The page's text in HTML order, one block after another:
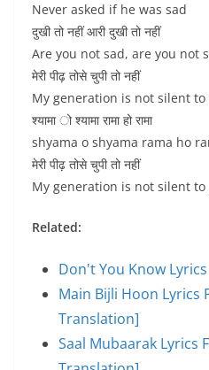
Never asked if he was sad
दुखी तो नहीं आरी दुखी तो नहीं
Are you not sad, are you not
मेरी पीढ़ तोसे चुपी तो नहीं
My generation is not silent to
श्यामा ो श्यामा रामा हो रामा
shyama o shyama rama ho
मेरी पीढ़ तोसे चुपी तो नहीं
My generation is not silent to
Related:
Don't You Know
Main Bijli Hoon Lyrics
Translation]
Saal Mubaarak Lyrics